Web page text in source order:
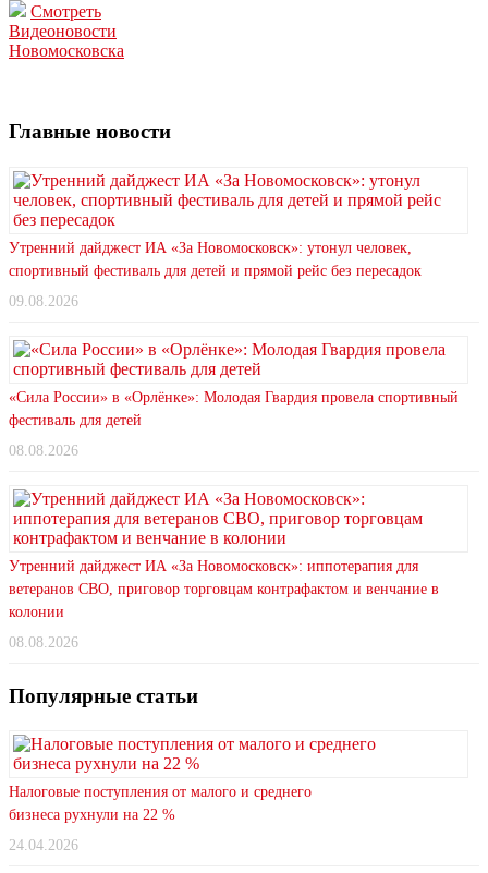
Смотреть
Видеоновости
Новомосковска
Главные новости
Утренний дайджест ИА «За Новомосковск»: утонул человек,
спортивный фестиваль для детей и прямой рейс без пересадок
09.08.2026
«Сила России» в «Орлёнке»: Молодая Гвардия провела спортивный
фестиваль для детей
08.08.2026
Утренний дайджест ИА «За Новомосковск»: иппотерапия для
ветеранов СВО, приговор торговцам контрафактом и венчание в
колонии
08.08.2026
Популярные статьи
Налоговые поступления от малого и среднего
бизнеса рухнули на 22 %
24.04.2026